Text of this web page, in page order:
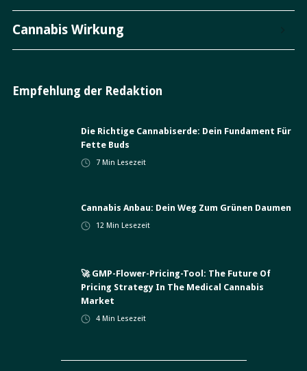
Cannabis Wirkung
Empfehlung der Redaktion
Die Richtige Cannabiserde: Dein Fundament Für
Fette Buds
7 Min Lesezeit
Cannabis Anbau: Dein Weg Zum Grünen Daumen
12 Min Lesezeit
🚀 GMP-Flower-Pricing-Tool: The Future Of
Pricing Strategy In The Medical Cannabis
Market
4 Min Lesezeit